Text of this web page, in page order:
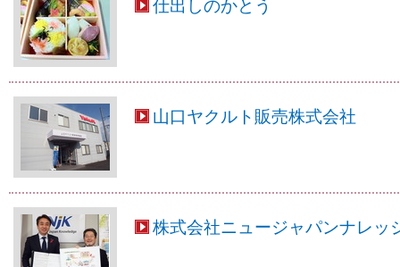
仕出しのかとう
山口ヤクルト販売株式会社
株式会社ニュージャパンナレッ